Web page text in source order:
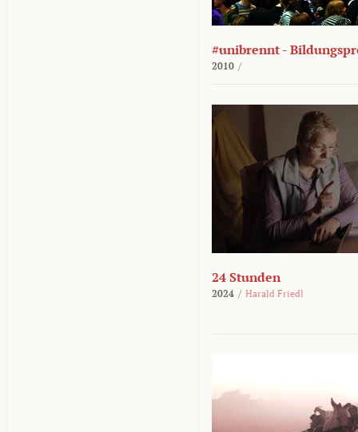
#unibrennt -
2010 /
24 Stunden
2024 / Harald Friedl